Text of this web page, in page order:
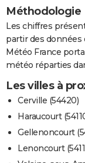
Méthodologie
Les chiffres
partir des données
Météo France
météo réparties
Les villes à
Cerville (54420)
Haraucourt
Gellenoncourt
Lenoncourt